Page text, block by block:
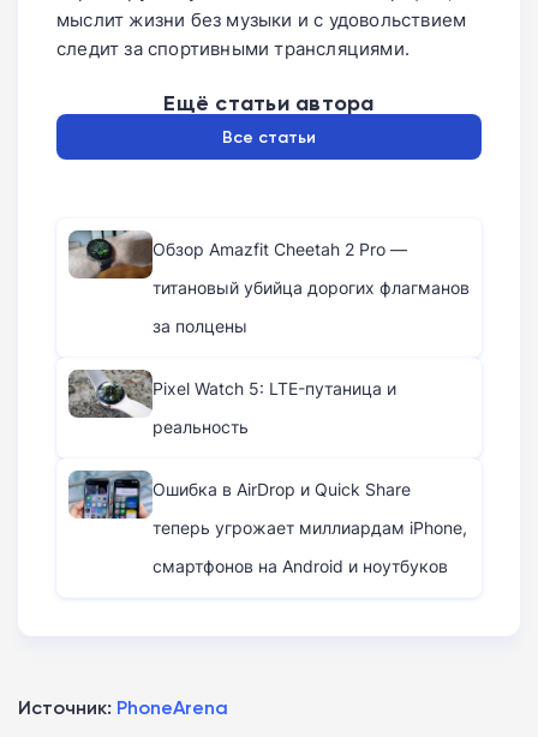
мыслит жизни без музыки и с удовольствием
следит за спортивными трансляциями.
Ещё статьи автора
Все статьи
Обзор Amazfit Cheetah 2 Pro —
титановый убийца дорогих флагманов
за полцены
Pixel Watch 5: LTE-путаница и
реальность
Ошибка в AirDrop и Quick Share
теперь угрожает миллиардам iPhone,
смартфонов на Android и ноутбуков
Источник: PhoneArena